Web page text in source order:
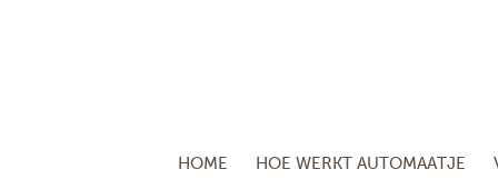
HOME HOE WERKT AUTOMAATJE